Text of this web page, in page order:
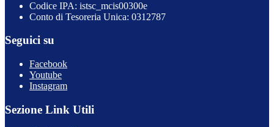
Codice IPA: istsc_mcis00300e
Conto di Tesoreria Unica: 0312787
Seguici su
Facebook
Youtube
Instagram
Sezione Link Utili